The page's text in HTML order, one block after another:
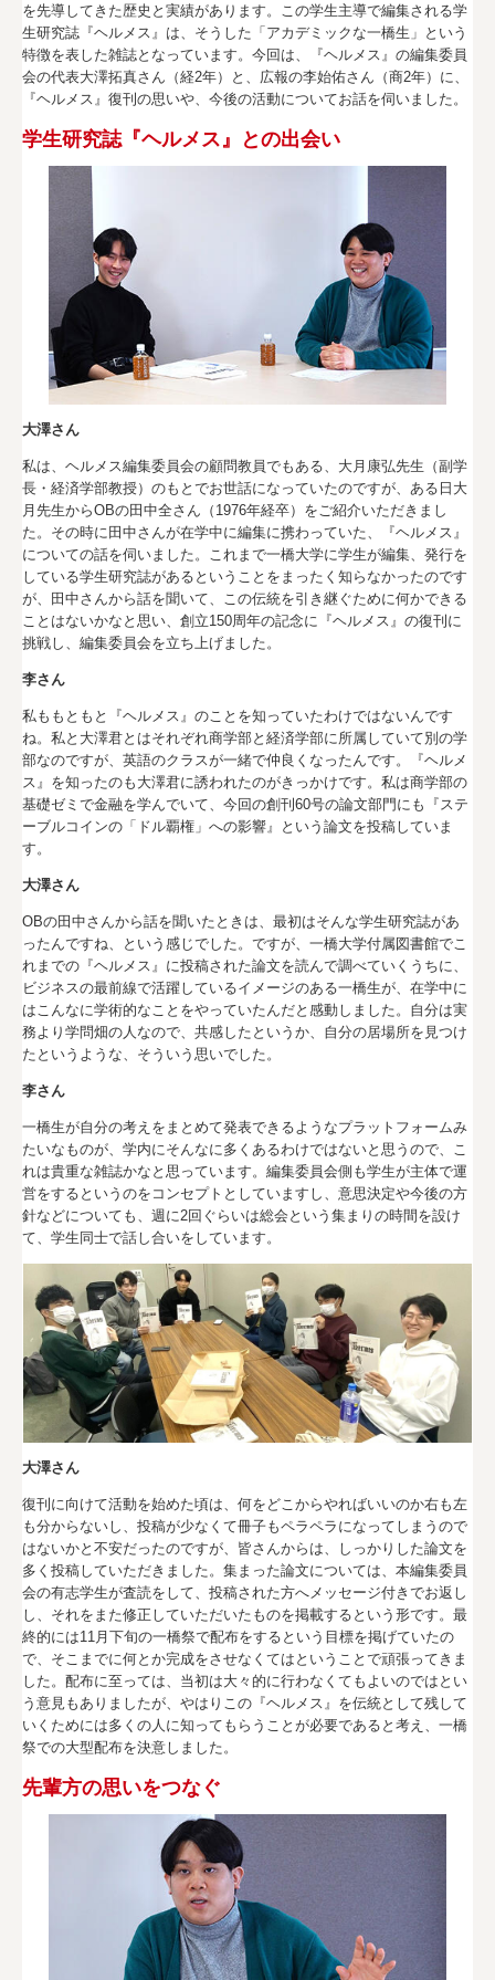
を先導してきた歴史と実績があります。この学生主導で編集される学
生研究誌『ヘルメス』は、そうした「アカデミックな一橋生」という
特徴を表した雑誌となっています。今回は、『ヘルメス』の編集委員
会の代表大澤拓真さん（経2年）と、広報の李始佑さん（商2年）に、
『ヘルメス』復刊の思いや、今後の活動についてお話を伺いました。
学生研究誌『ヘルメス』との出会い
大澤さん
私は、ヘルメス編集委員会の顧問教員でもある、大月康弘先生（副学
長・経済学部教授）のもとでお世話になっていたのですが、ある日大
月先生からOBの田中全さん（1976年経卒）をご紹介いただきまし
た。その時に田中さんが在学中に編集に携わっていた、『ヘルメス』
についての話を伺いました。これまで一橋大学に学生が編集、発行を
している学生研究誌があるということをまったく知らなかったのです
が、田中さんから話を聞いて、この伝統を引き継ぐために何かできる
ことはないかなと思い、創立150周年の記念に『ヘルメス』の復刊に
挑戦し、編集委員会を立ち上げました。
李さん
私ももともと『ヘルメス』のことを知っていたわけではないんです
ね。私と大澤君とはそれぞれ商学部と経済学部に所属していて別の学
部なのですが、英語のクラスが一緒で仲良くなったんです。『ヘルメ
ス』を知ったのも大澤君に誘われたのがきっかけです。私は商学部の
基礎ゼミで金融を学んでいて、今回の創刊60号の論文部門にも『ステ
ーブルコインの「ドル覇権」への影響』という論文を投稿していま
す。
大澤さん
OBの田中さんから話を聞いたときは、最初はそんな学生研究誌があ
ったんですね、という感じでした。ですが、一橋大学付属図書館でこ
れまでの『ヘルメス』に投稿された論文を読んで調べていくうちに、
ビジネスの最前線で活躍しているイメージのある一橋生が、在学中に
はこんなに学術的なことをやっていたんだと感動しました。自分は実
務より学問畑の人なので、共感したというか、自分の居場所を見つけ
たというような、そういう思いでした。
李さん
一橋生が自分の考えをまとめて発表できるようなプラットフォームみ
たいなものが、学内にそんなに多くあるわけではないと思うので、こ
れは貴重な雑誌かなと思っています。編集委員会側も学生が主体で運
営をするというのをコンセプトとしていますし、意思決定や今後の方
針などについても、週に2回ぐらいは総会という集まりの時間を設け
て、学生同士で話し合いをしています。
大澤さん
復刊に向けて活動を始めた頃は、何をどこからやればいいのか右も左
も分からないし、投稿が少なくて冊子もペラペラになってしまうので
はないかと不安だったのですが、皆さんからは、しっかりした論文を
多く投稿していただきました。集まった論文については、本編集委員
会の有志学生が査読をして、投稿された方へメッセージ付きでお返し
し、それをまた修正していただいたものを掲載するという形です。最
終的には11月下旬の一橋祭で配布をするという目標を掲げていたの
で、そこまでに何とか完成をさせなくてはということで頑張ってきま
した。配布に至っては、当初は大々的に行わなくてもよいのではとい
う意見もありましたが、やはりこの『ヘルメス』を伝統として残して
いくためには多くの人に知ってもらうことが必要であると考え、一橋
祭での大型配布を決意しました。
先輩方の思いをつなぐ